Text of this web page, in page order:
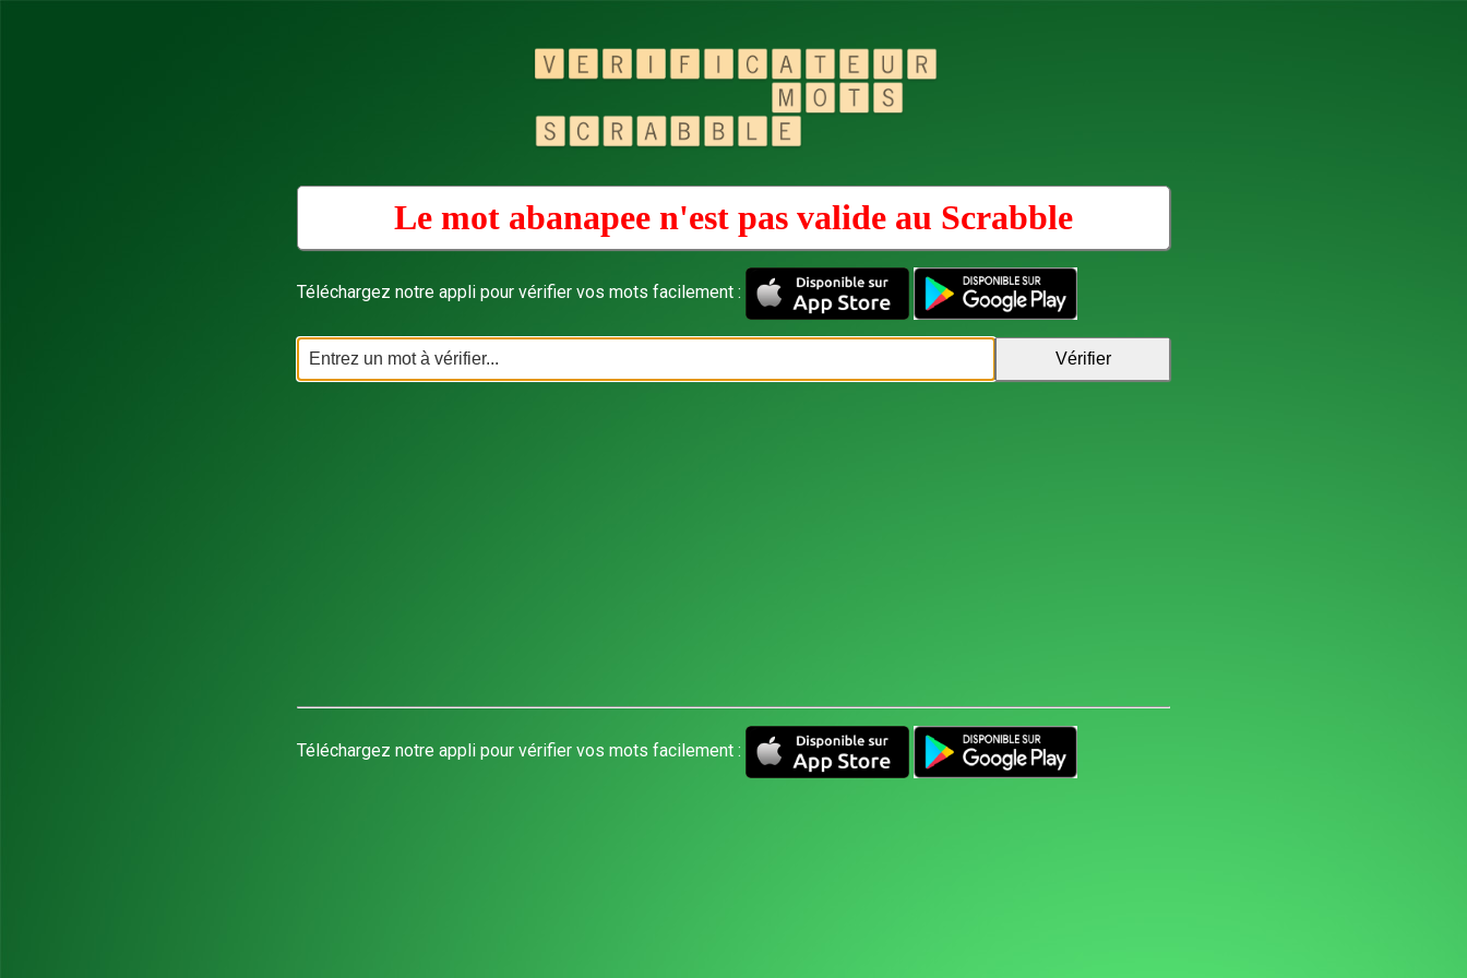
Le mot abanapee n'est pas valide au Scrabble
Téléchargez notre appli pour vérifier vos mots facilement :
Téléchargez notre appli pour vérifier vos mots facilement :